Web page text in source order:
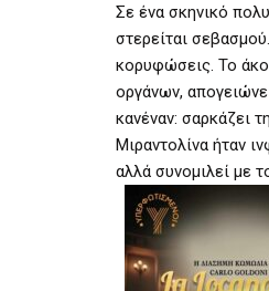
Σε ένα σκηνικό
στερείται
κορυφώσεις. Το
οργάνων,
κανέναν: σαρκάζει
Μιραντολίνα ήταν
αλλά συνομιλεί με